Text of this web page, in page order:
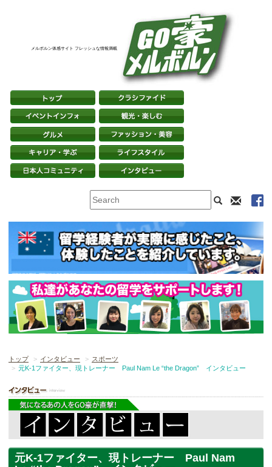
メルボルン体感サイト フレッシュな情報満載
トップ インタビュー
スポーツ
元K-1ファイター、現トレーナー Paul Nam Le “the Dragon” インタビュー
元K-1ファイター、現トレーナー Paul Nam